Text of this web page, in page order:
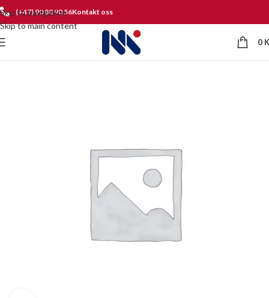
Skip to navigation
Skip to main content
(+47) 90 80 90 56Kontakt oss
0